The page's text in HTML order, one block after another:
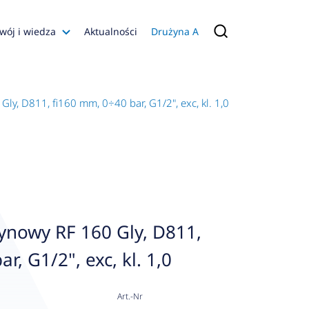
i wiedza
Konfiguratory
Aktualności Drużyna A
D811, fi160 mm, 0÷40 bar, G1/2", exc, kl. 1,0
RF 160 Gly, D811,
G1/2", exc, kl. 1,0
Art.-Nr